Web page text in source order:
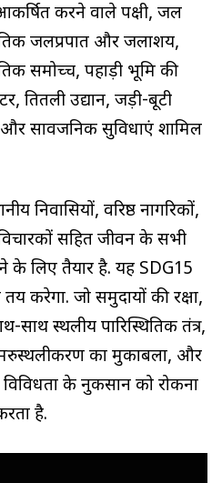
करने वाले पक्षी, जल
जलप्रपात और जलाशय,
समोच्च, पहाड़ी भूमि की
तितली उद्यान, जड़ी-बूटी
सार्वजनिक सुविधाएं शामिल
निवासियों, वरिष्ठ नागरिकों,
विचारकों सहित जीवन के सभी
के लिए तैयार है. यह SDG15
करेगा. जो समुदायों की रक्षा,
स्थलीय पारिस्थितिक तंत्र,
का मुकाबला, और
के नुकसान को रोकना
है.